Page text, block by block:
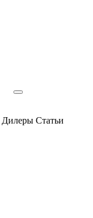
Дилеры Статьи